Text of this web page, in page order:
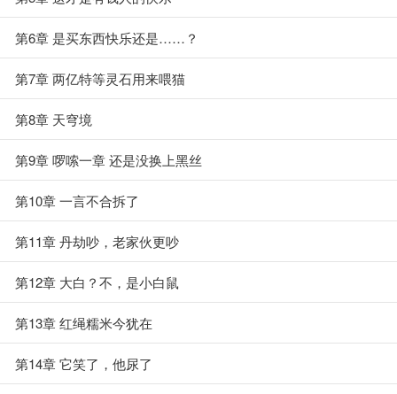
第6章 是买东西快乐还是……？
第7章 两亿特等灵石用来喂猫
第8章 天穹境
第9章 啰嗦一章 还是没换上黑丝
第10章 一言不合拆了
第11章 丹劫吵，老家伙更吵
第12章 大白？不，是小白鼠
第13章 红绳糯米今犹在
第14章 它笑了，他尿了